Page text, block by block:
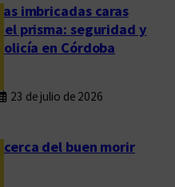
Las imbricadas caras
del prisma: seguridad y
policía en Córdoba
23 de julio de 2026
Acerca del buen morir